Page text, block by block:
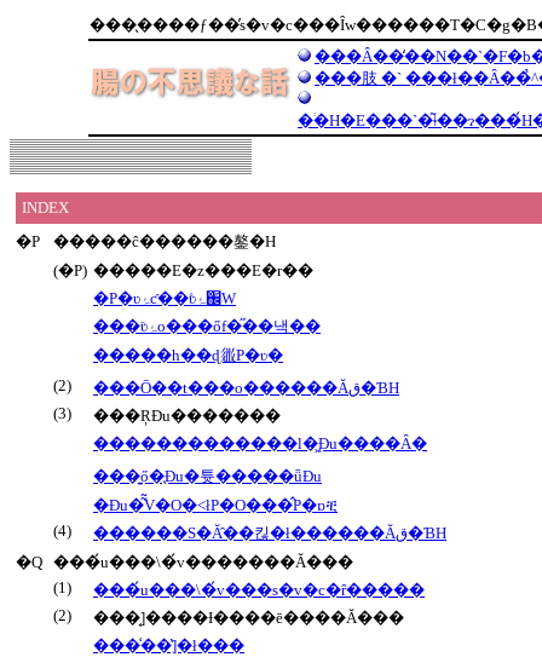
���肢 �`
INDEX
�P
�����ĉ������鏊�H
(�P) �����E�z���E�r��
�P�ʋۂƈ��ʋۂ̊֌W
���ʋۂ̏o���őf�̋��낵��
�����h��ɖ𗧂P�ʋ�
(2)
���Ō��t���o������Ăق�ƁH
(3)
���ŖƉu�������
�������������l�͖Ɖu����Ȃ�
���͍ő�̖Ɖu�튯�����ǖƉu
�Ɖu�͂͂V�O�˂łP�O���̂P�ɒቺ
(4)
������S�Ă̑��킪�ł������Ăق�ƁH
�Q ���́u���\�́v�������Ă���
(1)
���́u���\�́v���s�v�c�ȓ�����
(2)
���͔]����Ɨ����ē����Ă���
���͑��̔]�ł���